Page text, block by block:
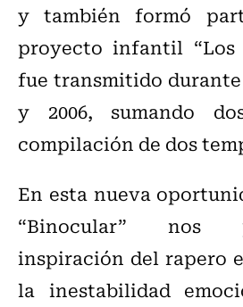
y también formó
proyecto infantil “Los
fue transmitido durante
y 2006, sumando
compilación de dos
En esta nueva
“Binocular” nos
inspiración del rapero
la inestabilidad